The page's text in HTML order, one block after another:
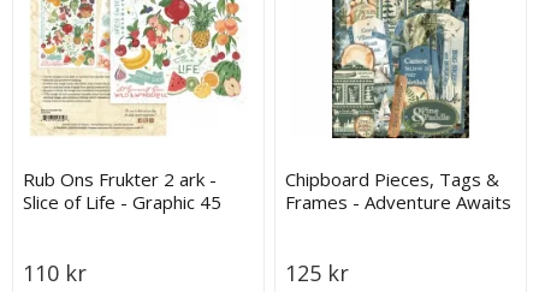
Rub Ons Frukter 2 ark -
Slice of Life - Graphic 45
110 kr
Chipboard Pieces, Tags &
Frames - Adventure Awaits
125 kr